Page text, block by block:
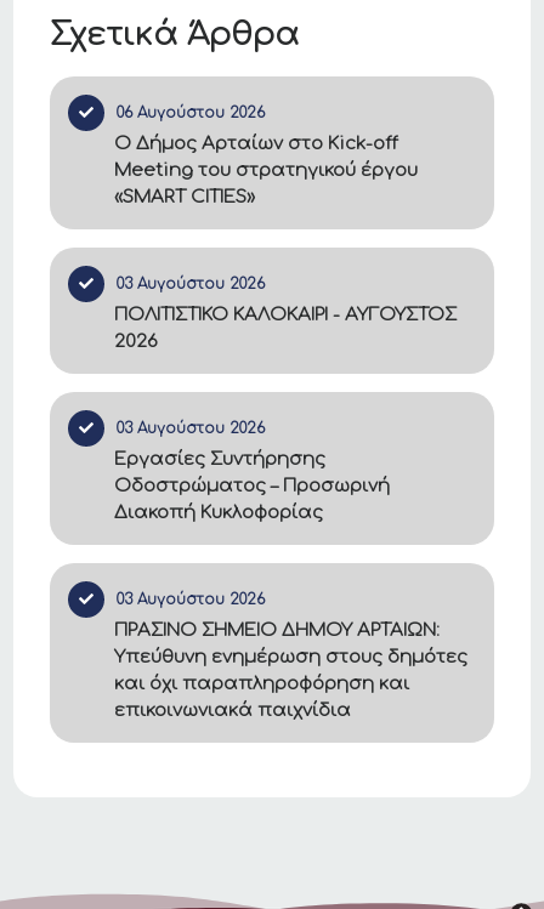
Σχετικά Άρθρα
06 Αυγούστου 2026
Ο Δήμος Αρταίων στο Kick-off
Meeting του στρατηγικού έργου
«SMART CITIES»
03 Αυγούστου 2026
ΠΟΛΙΤΙΣΤΙΚΟ ΚΑΛΟΚΑΙΡΙ - ΑΥΓΟΥΣΤΟΣ
2026
03 Αυγούστου 2026
Εργασίες Συντήρησης
Οδοστρώματος – Προσωρινή
Διακοπή Κυκλοφορίας
03 Αυγούστου 2026
ΠΡΑΣΙΝΟ ΣΗΜΕΙΟ ΔΗΜΟΥ ΑΡΤΑΙΩΝ:
Υπεύθυνη ενημέρωση στους δημότες
και όχι παραπληροφόρηση και
επικοινωνιακά παιχνίδια